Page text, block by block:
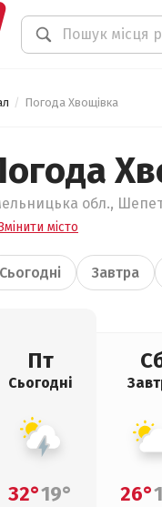
Погода Хвощівка
обл.,
місто
Сьогодні Завтра
Пт
Сьогодні
32°19° 26°